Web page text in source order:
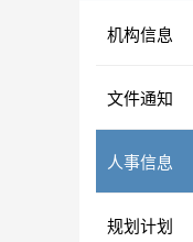
机构信息
文件通知
人事信息
规划计划